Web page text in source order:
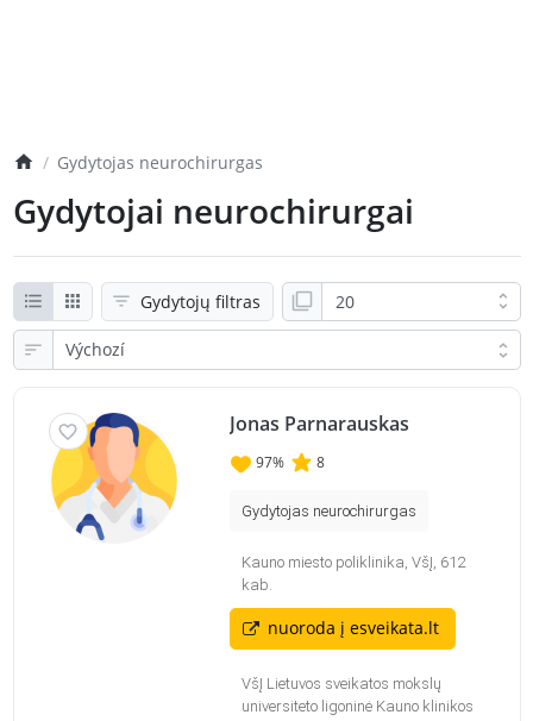
Gydytojas neurochirurgas
Gydytojai neurochirurgai
Gydytojų filtras
Jonas Parnarauskas
97% 8
Gydytojas neurochirurgas
Kauno miesto poliklinika, VšĮ, 612
kab.
nuoroda į esveikata.lt
VšĮ Lietuvos sveikatos mokslų
universiteto ligoninė Kauno klinikos